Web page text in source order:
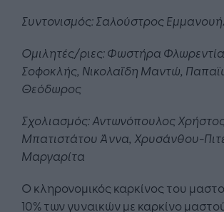
Συντονισμός: Σαλούστρος
Ομιλητές/ριες: Φωστήρα
Σοφοκλής, Νικολαΐδη Μαντώ,
Θεόδωρος
Σχολιασμός: Αντωνόπουλος
Μπατιστάτου Άννα, Χρυσάνθου-
Μαργαρίτα
Ο κληρονομικός καρκίνος του
10% των γυναικών με καρκίνο